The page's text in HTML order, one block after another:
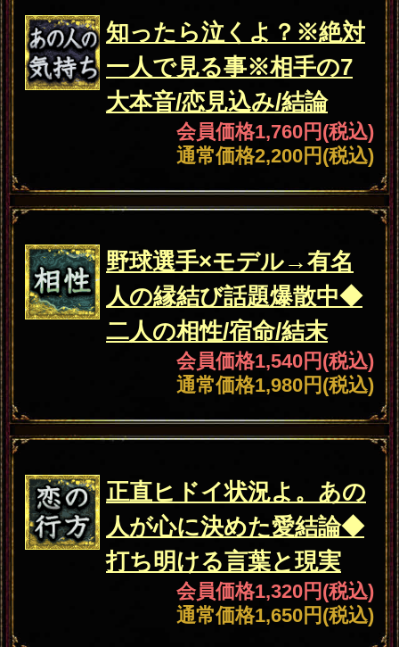
会員価格1,100円(税込)
通常価格1,320円(税込)
「実は脈アリ?!」相手の
本心“全直撃”今相手が狙
う異性/恋転機/最後
会員価格550円(税込)
通常価格660円(税込)
あの人
の気持
ち
※全流出※閲覧自己責任
⇒相手の全本性（裏/弱
み/願望/本命）と結末
会員価格1,320円(税込)
通常価格1,650円(税込)
不倫 不倫◆どんだけ我慢させ
る気!?“いつも後回しの
私”相手の思惑＆覚悟
会員価格1,320円(税込)
通常価格1,650円(税込)
K.O.寸前の恋。選ばれる